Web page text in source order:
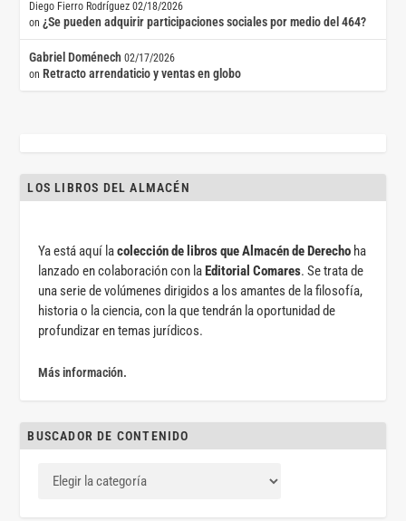
Diego Fierro Rodríguez 02/18/2026
on¿Se pueden adquirir participaciones sociales por medio del 464?
Gabriel Doménech 02/17/2026
on Retracto arrendaticio y ventas en globo
LOS LIBROS DEL ALMACÉN
Ya está aquí lacolección de libros que Almacén de Derecho ha
lanzado en colaboración con laEditorial Comares. Se trata de
una serie de volúmenes dirigidos a los amantes de la filosofía,
historia o la ciencia, con la que tendrán la oportunidad de
profundizar en temas jurídicos.
Más información.
BUSCADOR DE CONTENIDO